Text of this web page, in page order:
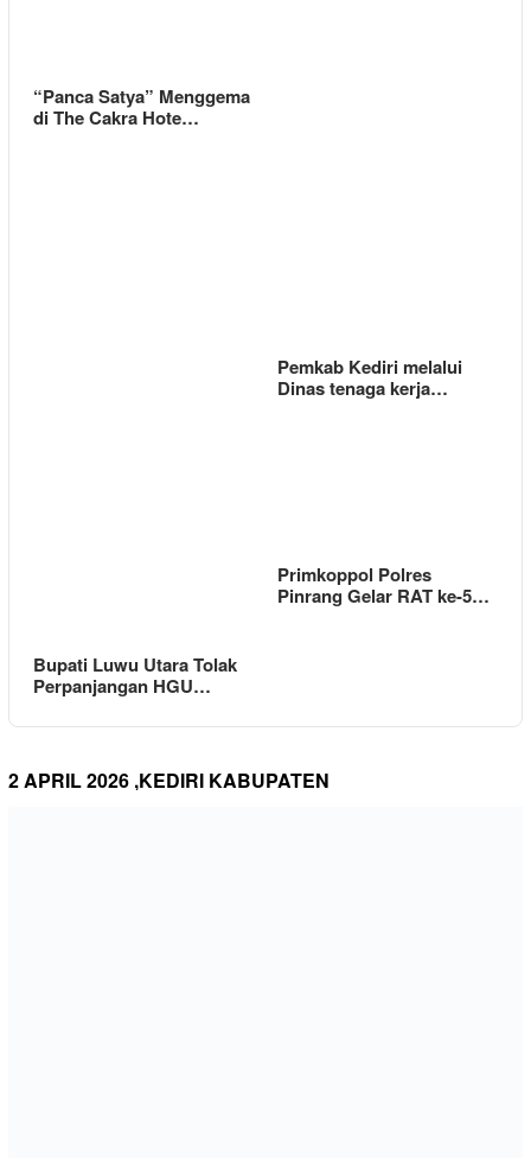
“Panca Satya” Menggema
di The Cakra Hote…
Pemkab Kediri melalui
Dinas tenaga kerja…
Bupati Luwu Utara Tolak
Perpanjangan HGU…
Primkoppol Polres
Pinrang Gelar RAT ke-5…
2 APRIL 2026 ,KEDIRI KABUPATEN